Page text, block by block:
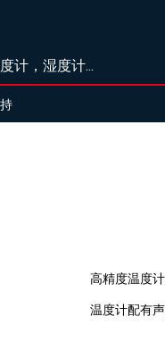
计，湿度计...
高精度温度
温度计配有